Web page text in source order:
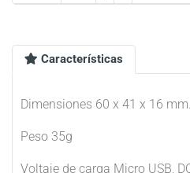
Características
Dimensiones 60 x 41 x 16 mm.
Peso 35g
Voltaje de carga Micro USB,